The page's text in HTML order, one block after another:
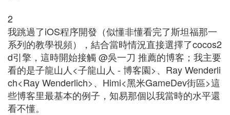
2
我跳過了iOS程序開發（似懂非懂看完了斯坦福那一
系列的教學視頻），結合當時情況直接選擇了cocos2
d引擎，這時開始接觸 @吳一刀 推薦的博客；我主要
看的是子龍山人<子龍山人 - 博客園>、Ray Wenderli
ch<Ray Wenderlich>、Himi<黑米GameDev街區>這
些博客里最基本的例子，知易那個以我當時的水平還
看不懂。